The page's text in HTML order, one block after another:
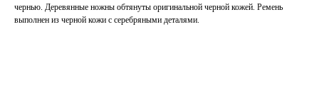
чернью. Деревянные ножны обтянуты оригинальной черной кожей. Ремень
выполнен из черной кожи с серебряными деталями.